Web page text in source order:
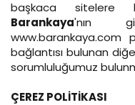
başkaca sitelere
Barankaya'nın
www.barankaya.com
bağlantısı bulunan
sorumluluğumuz
ÇEREZ POLİTİKASI